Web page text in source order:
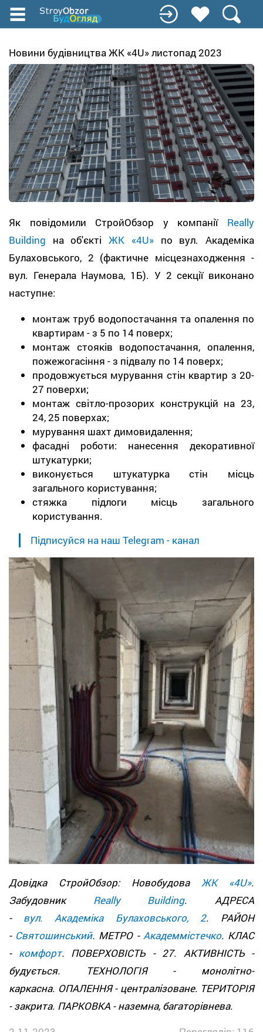
Перейти
содержанию
Новини будівництва ЖК «4U» листопад 2023
Як повідомили СтройОбзор у компанії Really
Building на об'єктіЖК «4U»по вул. Академіка
Булаховського, 2 (фактичне місцезнаходження -
вул. Генерала Наумова, 1Б). У 2 секції виконано
наступне:
монтаж труб водопостачання та опалення по
квартирам - з 5 по 14 поверх;
монтаж стояків водопостачання, опалення,
пожежогасіння - з підвалу по 14 поверх;
продовжується мурування стін квартир з 20-
27 поверхи;
монтаж світло-прозорих конструкцій на 23,
24, 25 поверхах;
мурування шахт димовидалення;
фасадні роботи: нанесення декоративної
штукатурки;
виконується штукатурка стін місць
загального користування;
стяжка підлоги місць загального
користування.
Підписуйся на наш Telegram - канал
Довідка СтройОбзор: Новобудова ЖК «4U».
Забудовник Really Building. АДРЕСА
- вул. Академіка Булаховського, 2. РАЙОН
- Святошинський. МЕТРО - Академмістечко. КЛАС
- комфорт. ПОВЕРХОВІСТЬ - 27. АКТИВНІСТЬ -
будується. ТЕХНОЛОГІЯ - монолітно-
каркасна. ОПАЛЕННЯ - централізоване. ТЕРИТОРІЯ
- закрита. ПАРКОВКА - наземна, багаторівнева.